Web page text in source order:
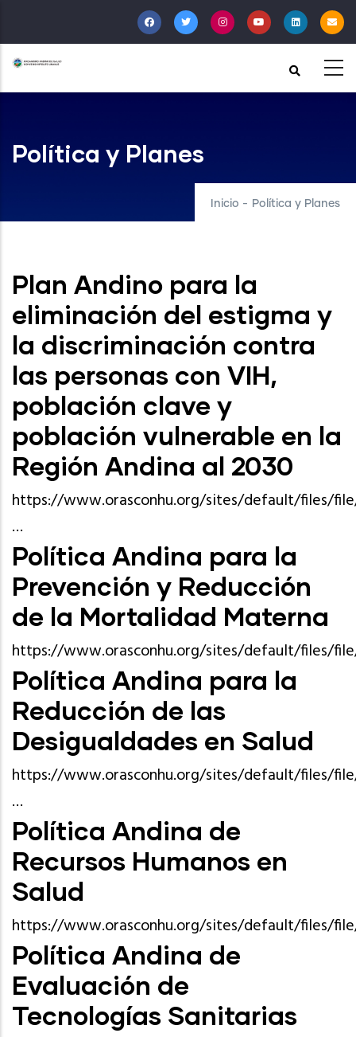
al
contenido
principal
Política y Planes
Inicio - Política y Planes
Plan Andino para la
eliminación del estigma y
la discriminación contra
las personas con VIH,
población clave y
población vulnerable en la
Región Andina al 2030
https://www.orasconhu.org/sites/default/files/
…
Política Andina para la
Prevención y Reducción
de la Mortalidad Materna
https://www.orasconhu.org/sites/default/files/
Política Andina para la
Reducción de las
Desigualdades en Salud
https://www.orasconhu.org/sites/default/files/
…
Política Andina de
Recursos Humanos en
Salud
https://www.orasconhu.org/sites/default/files/
Política Andina de
Evaluación de
Tecnologías Sanitarias